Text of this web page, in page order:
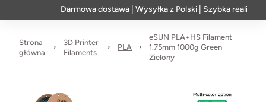
Darmowa dostawa | Wysyłka z Polski | Szybka realizacja w 24h
Strona
główna
3D Printer
Filaments
PLA
eSUN PLA+HS Filament
1.75mm 1000g Green
Zielony